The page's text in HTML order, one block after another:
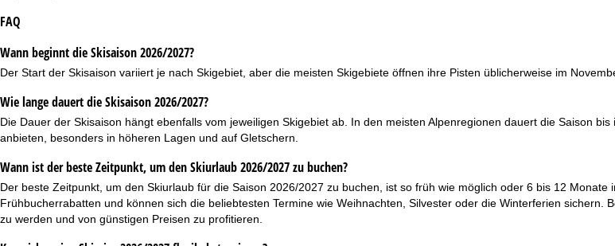
FAQ
Wann beginnt die Skisaison 2026/2027?
Der Start der Skisaison variiert je nach Skigebiet, aber die meisten Skigebiete öffnen ihre Pisten üblicherweise im
Wie lange dauert die Skisaison 2026/2027?
Die Dauer der Skisaison hängt ebenfalls vom jeweiligen Skigebiet ab. In den meisten Alpenregionen dauert die Saison
anbieten, besonders in höheren Lagen und auf Gletschern.
Wann ist der beste Zeitpunkt, um den Skiurlaub 2026/2027 zu buchen?
Der beste Zeitpunkt, um den Skiurlaub für die Saison 2026/2027 zu buchen, ist so früh wie möglich oder 6 bis 12
Frühbucherrabatten und können sich die beliebtesten Termine wie Weihnachten, Silvester oder die Winterferien
zu werden und von günstigen Preisen zu profitieren.